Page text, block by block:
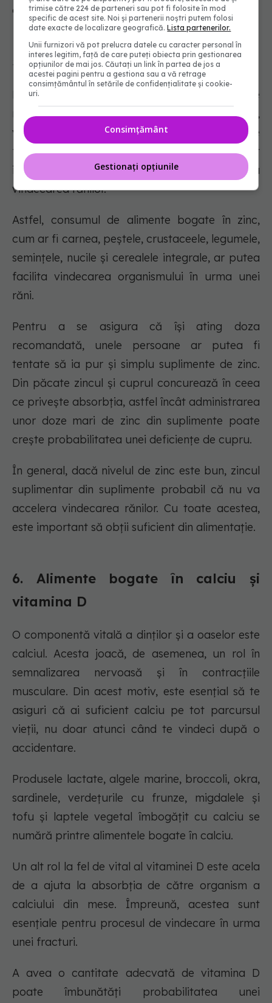
omega-3, în loc de suplimente.
5. Alimente bogate în zinc
Numeroase enzime și proteine, inclusiv cele
necesare pentru repararea țesuturilor,
vindecarea rănilor și creșterea, includ zinc. De
fapt, cercetările indică faptul că un aport
inadecvat de zinc ar putea împiedica
vindecarea rănilor.
Astfel, consumul de alimente bogate în zinc,
cum ar fi carnea, peștele, crustaceele, legumele,
semințele, nucile și cerealele integrale, ar putea
facilita vindecarea organismului în urma unei
răni.
Pentru a se asigura că își ating doza
recomandată, unele persoane ar putea fi
tentate să ia pur și simplu suplimente de zinc.
Din păcate zincul și cuprul concurează în ceea
ce privește absorbția, astfel încât administrarea
unor doze mari de zinc din suplimente poate
crește probabilitatea unei deficiențe de cupru.
În general, dacă nivelul de zinc este bun, zincul
suplimentar din suplimente probabil că nu va
accelera vindecarea rănilor. Cu toate acestea,
este important să obții suficient din alimentație.
6. Alimente bogate în calciu și
vitamina D
O componentă vitală a dinților și a oaselor este
calciul. Acesta joacă, de asemenea, un rol în
semnalizarea nervoasă și în contracțiile
musculare. Din acest motiv, este esențial să te
asiguri că ai suficient calciu pe tot parcursul
vieții, nu doar atunci când te vindeci după o
accidentare.
Produsele lactate, algele marine, broccoli, okra,
sardinele, verdețurile cu frunze, migdalele și
tofu și laptele vegetal îmbogățit cu calciu se
numără printre alimentele bogate în calciu.
Un alt rol la fel de vital al vitaminei D este acela
de a ajuta la absorbția de către organism a
calciului din mese. Împreună, acestea sunt
esențiale pentru procesul de vindecare în urma
unei fracturi.
A avea o cantitate adecvată de vitamina D
poate îmbunătăți probabilitatea unei
trimise către 224 de parteneri sau pot fi folosite în mod
specific de acest site. Noi și partenerii noștri putem folosi
date exacte de localizare geografică.Lista partenerilor.
Unii furnizori vă pot prelucra datele cu caracter personal în
interes legitim, față de care puteți obiecta prin gestionarea
opțiunilor de mai jos. Căutați un link în partea de jos a
acestei pagini pentru a gestiona sau a vă retrage
consimțământul în setările de confidențialitate și cookie-
uri.
Consimțământ
Gestionați opțiunile